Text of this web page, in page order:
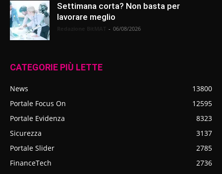
Settimana corta? Non basta per
lavorare meglio
- 06/08/2026
CATEGORIE PIÙ LETTE
News
13800
Portale Focus On
12595
Portale Evidenza
8323
Sicurezza
3137
Portale Slider
2785
FinanceTech
2736